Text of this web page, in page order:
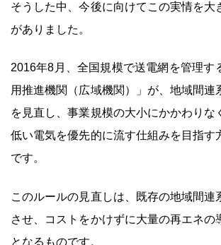
そうした中、今後に向けてこの実情を大
がありました。
2016年8月、全国規模で送電網を管理す
用推進機関（広域機関）」が、地域間連
を見直し、事業規模の大小にかかわりな
低い電気を優先的に流す仕組みを目指す
です。
このルールの見直しは、既存の地域間連
させ、コストをかけずに大量の再エネの
となるものです。